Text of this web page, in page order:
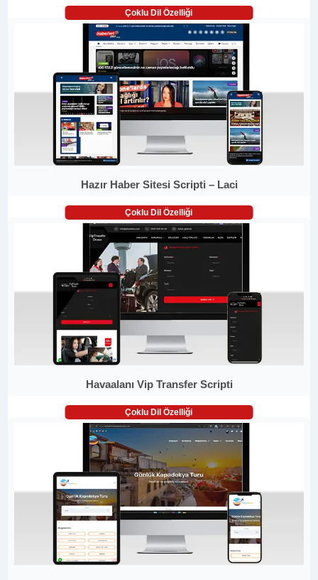
Çoklu Dil Özelliği
Hazır Haber Sitesi Scripti – Laci
Çoklu Dil Özelliği
Havaalanı Vip Transfer Scripti
Çoklu Dil Özelliği